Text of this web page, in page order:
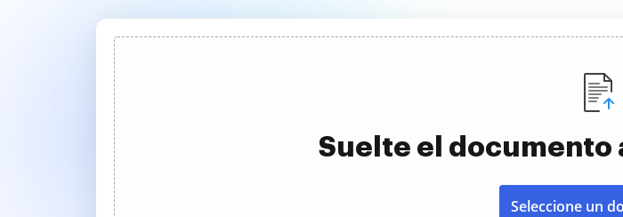
Suelte el documento
Seleccione un